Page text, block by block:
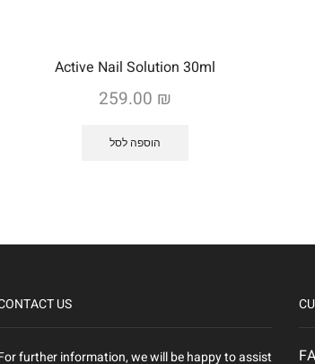
Active Nail Solution 30ml
259.00 ₪
הוספה לסל
US
further information, we will be happy to assist